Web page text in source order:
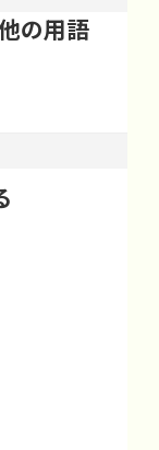
の用語